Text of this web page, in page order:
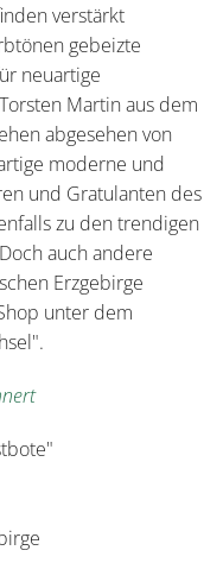
verstärkt
gebeizte
neuartige
Martin aus dem
abgesehen von
moderne und
und Gratulanten des
zu den trendigen
auch andere
Erzgebirge
unter dem